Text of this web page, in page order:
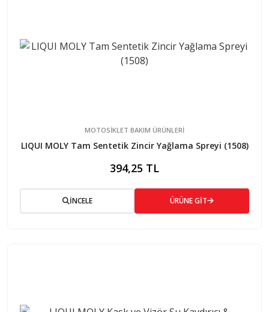
MOTOSİKLET BAKIM ÜRÜNLERİ
LIQUI MOLY Tam Sentetik Zincir Yağlama Spreyi (1508)
394,25 TL
İNCELE ÜRÜNE GİT